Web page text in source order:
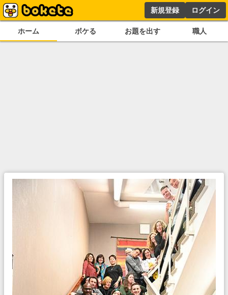
新規登録 ログイン
ホーム ボケる お題を出す 職人